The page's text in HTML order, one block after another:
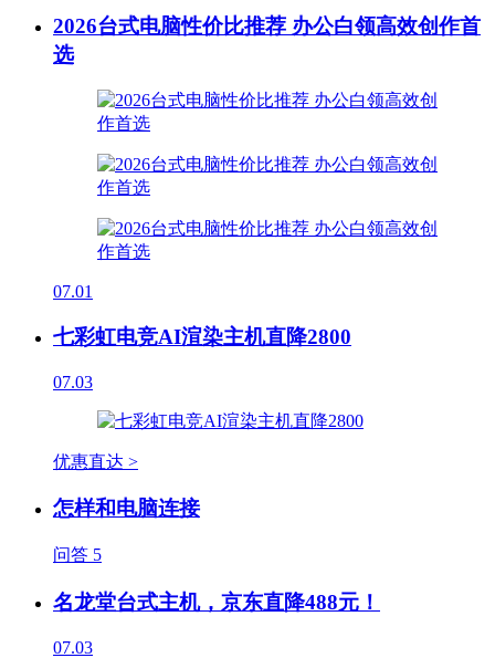
2026台式电脑性价比推荐 办公白领高效创作首
选
07.01
七彩虹电竞AI渲染主机直降2800
07.03
优惠直达 >
怎样和电脑连接
问答 5
名龙堂台式主机，京东直降488元！
07.03